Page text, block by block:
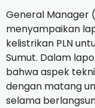
General Manager
menyampaikan
kelistrikan PLN
Sumut. Dalam
bahwa aspek
dengan matang
selama